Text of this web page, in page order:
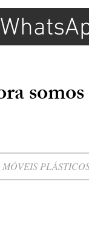
somos
MÓVEIS